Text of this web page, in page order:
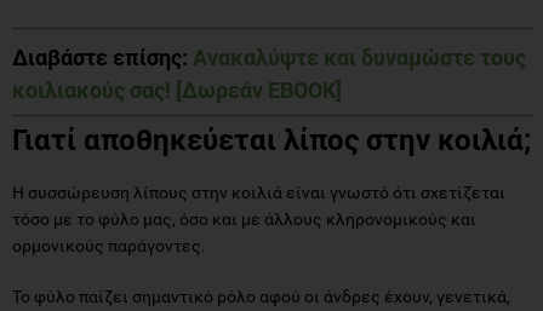
Διαβάστε επίσης: Ανακαλύψτε και δυναμώστε τους
κοιλιακούς σας! [Δωρεάν EBOOK]
Γιατί αποθηκεύεται λίπος στην κοιλιά;
Η συσσώρευση λίπους στην κοιλιά είναι γνωστό ότι σχετίζεται
τόσο με το φύλο μας, όσο και με άλλους κληρονομικούς και
ορμονικούς παράγοντες.
Το φύλο παίζει σημαντικό ρόλο αφού οι άνδρες έχουν, γενετικά,